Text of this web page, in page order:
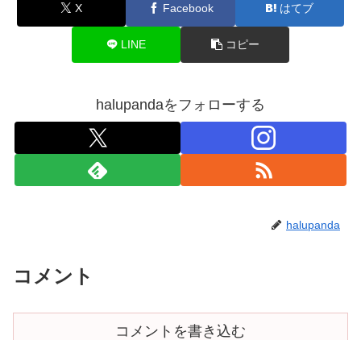
X Facebook はてブ
LINE コピー
halupandaをフォローする
halupanda
コメント
コメントを書き込む